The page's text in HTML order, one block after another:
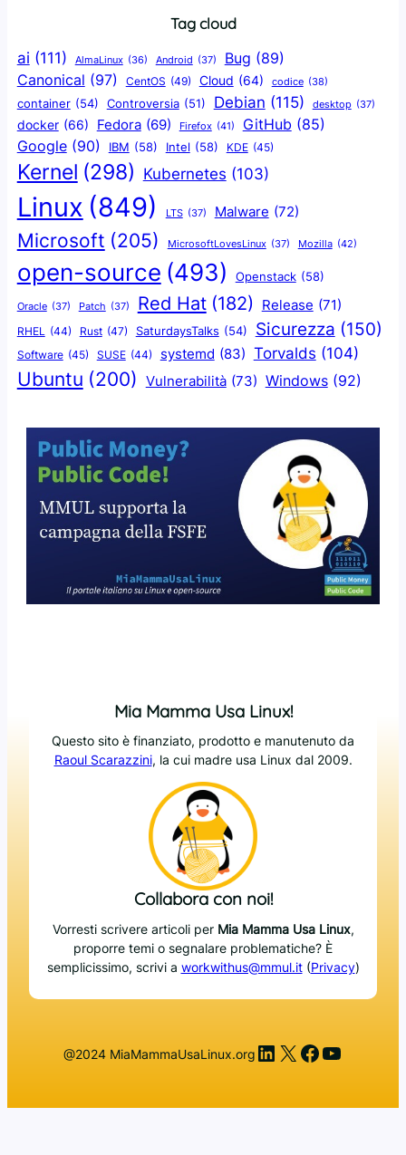
Tag cloud
ai (111) AlmaLinux (36) Android (37) Bug (89)
Canonical (97) CentOS (49) Cloud (64) codice (38)
container (54) Controversia (51) Debian (115) desktop (37)
docker (66) Fedora (69) Firefox (41) GitHub (85)
Google (90) IBM (58) Intel (58) KDE (45)
Kernel (298) Kubernetes (103)
Linux (849) LTS (37) Malware (72)
Microsoft (205) MicrosoftLovesLinux (37) Mozilla (42)
open-source (493) Openstack (58)
Oracle (37) Patch (37) Red Hat (182) Release (71)
RHEL (44) Rust (47) SaturdaysTalks (54) Sicurezza (150)
Software (45) SUSE (44) systemd (83) Torvalds (104)
Ubuntu (200) Vulnerabilità (73) Windows (92)
Mia Mamma Usa Linux!
Questo sito è finanziato, prodotto e manutenuto da
Raoul Scarazzini, la cui madre usa Linux dal 2009.
Collabora con noi!
Vorresti scrivere articoli per Mia Mamma Usa Linux,
proporre temi o segnalare problematiche? È
semplicissimo, scrivi a workwithus@mmul.it(Privacy)
@2024 MiaMammaUsaLinux.org LinkedIn
X Facebook